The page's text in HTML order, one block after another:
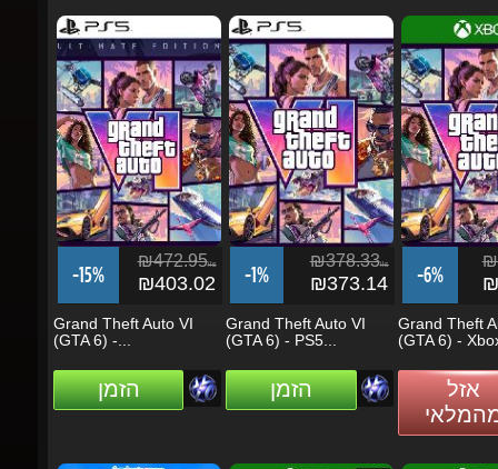
-15%
₪472.95ils
₪403.02
Grand Theft Auto VI
(GTA 6) -...
הזמן
-1%
₪378.33ils
₪373.14
Grand Theft Auto VI
(GTA 6) - PS5...
הזמן
-6%
Grand Theft
(GTA 6) -
אזל
מהמלאי